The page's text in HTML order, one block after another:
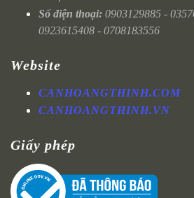
Số điện thoại: 0903129885 -
0923615408 - 0708183556
Website
CANHOANGTHINH.COM
CANHOANGTHINH.VN
Giấy phép